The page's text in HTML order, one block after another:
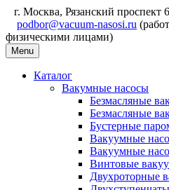
г. Москва, Рязанский проспект
podbor@vacuum-nasosi.ru
физическими лицами)
Menu
Каталог
Вакумные насосы
Безмасляные
Безмасляные
Бустерные
Вакуумные
Вакуумные
Винтовые
Двухроторные